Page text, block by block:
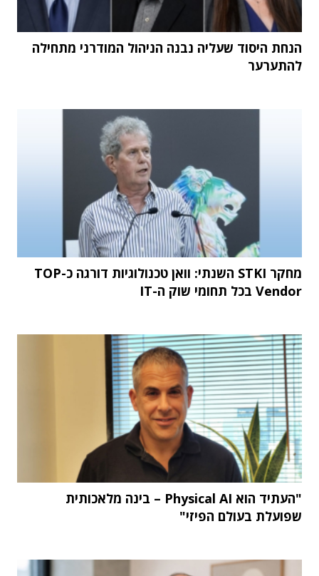
הנחת היסוד שעליה נבנה הניהול המודרני מתחילה
להתערער
מחקר STKI השנתי: וואן טכנולוגיות דורגה כ-TOP
Vendor בכל תחומי שוק ה-IT
"העתיד הוא Physical AI – בינה מלאכותית
שפועלת בעולם הפיזי"